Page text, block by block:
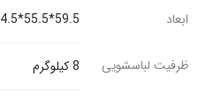
ابعاد 59.5*55.5*84.5 سانتی متر
ظرفیت لباسشویی 8 کیلوگرم